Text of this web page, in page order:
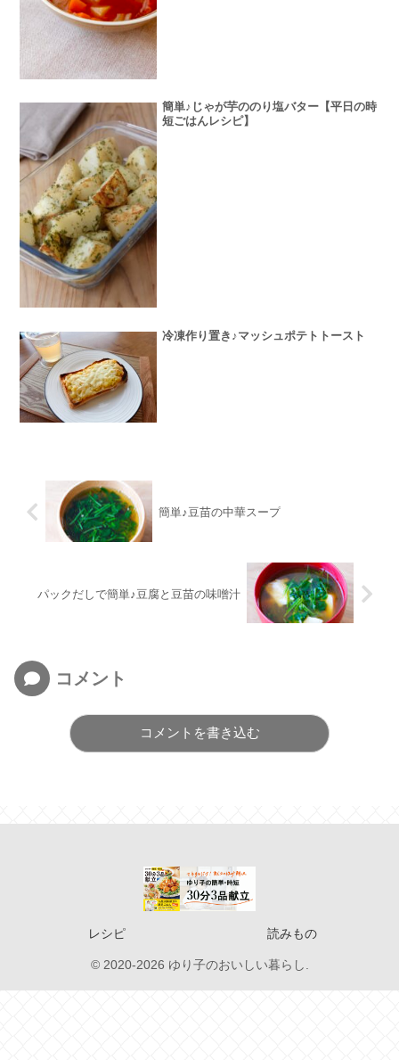
簡単♪じゃが芋ののり塩バター【平日の時
短ごはんレシピ】
冷凍作り置き♪マッシュポテトトースト
簡単♪豆苗の中華スープ
パックだしで簡単♪豆腐と豆苗の味噌汁
コメント
コメントを書き込む
レシピ 読みもの
© 2020-2026 ゆり子のおいしい暮らし.